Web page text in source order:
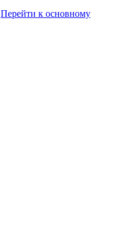
Перейти к основному